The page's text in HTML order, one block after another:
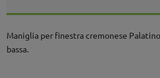
Maniglia per finestra cremonese
bassa.